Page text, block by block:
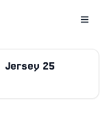
Jersey 25